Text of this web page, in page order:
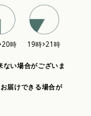
い場合がございま
届けできる場合が